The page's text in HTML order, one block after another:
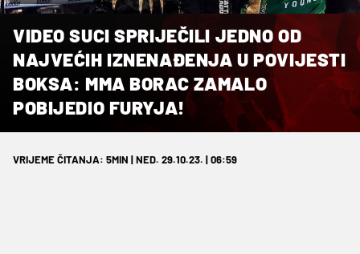
VIDEO SUCI SPRIJEČILI JEDNO OD
NAJVEĆIH IZNENAĐENJA U POVIJESTI
BOKSA: MMA BORAC ZAMALO
POBIJEDIO FURYJA!
VRIJEME ČITANJA: 5MIN | NED. 29.10.23. | 06:59